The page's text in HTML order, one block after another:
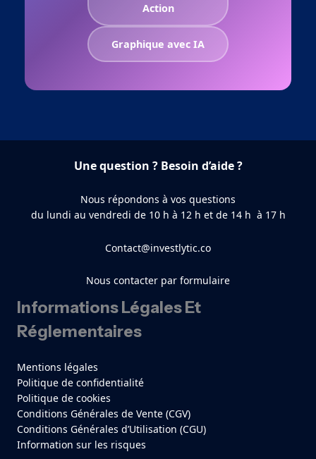
Action
Graphique avec IA
Une question ? Besoin d’aide ?
Nous répondons à vos questions
du lundi au vendredi de 10 h à 12 h et de 14 h à 17 h
Contact@investlytic.co
Nous contacter par formulaire
Informations Légales Et
Réglementaires
Mentions légales
Politique de confidentialité
Politique de cookies
Conditions Générales de Vente (CGV)
Conditions Générales d’Utilisation (CGU)
Information sur les risques